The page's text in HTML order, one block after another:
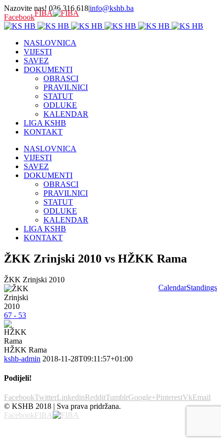
Nazovite nas! 036 316 618|info@kshb.ba
FacebookFIBA
NASLOVNICA
VIJESTI
SAVEZ
DOKUMENTI
OBRASCI
PRAVILNICI
STATUT
ODLUKE
KALENDAR
LIGA KSHB
KONTAKT
NASLOVNICA
VIJESTI
SAVEZ
DOKUMENTI
OBRASCI
PRAVILNICI
STATUT
ODLUKE
KALENDAR
LIGA KSHB
KONTAKT
ŽKK Zrinjski 2010 vs HŽKK Rama
CalendarStandings
ŽKK Zrinjski 2010
67 - 53
HŽKK Rama
kshb-admin 2018-11-28T09:11:57+01:00
Podijeli!
FacebookTwitterLinkedinRedditTumblrGoogle+PinterestVkEmail
© KSHB 2018 | Sva prava pridržana.
FacebookFIBA